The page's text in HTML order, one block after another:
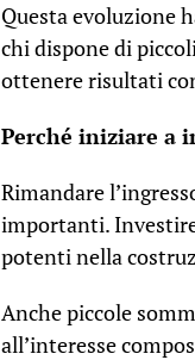
Questa evoluzione
chi dispone di
ottenere risultati
Perché iniziare a
Rimandare
importanti.
potenti nella
Anche piccole
all’interesse